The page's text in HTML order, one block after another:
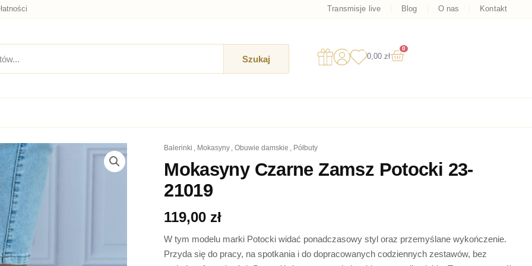
Transmisje live Blog O nas Kontakt
Szukaj 0,00 zł
0
Wózek
balerinki , mokasyny , obuwie damskie , półbuty
Mokasyny Czarne Zamsz Potocki 23-
21019
119,00 zł
W tym modelu marki Potocki widać ponadczasowy styl oraz przemyślane wykończenie.
Przyda się do pracy, na spotkania i do dopracowanych codziennych zestawów, bez
ilość
Mokasyny
Czarne
Zamsz
Potocki
23-
21019